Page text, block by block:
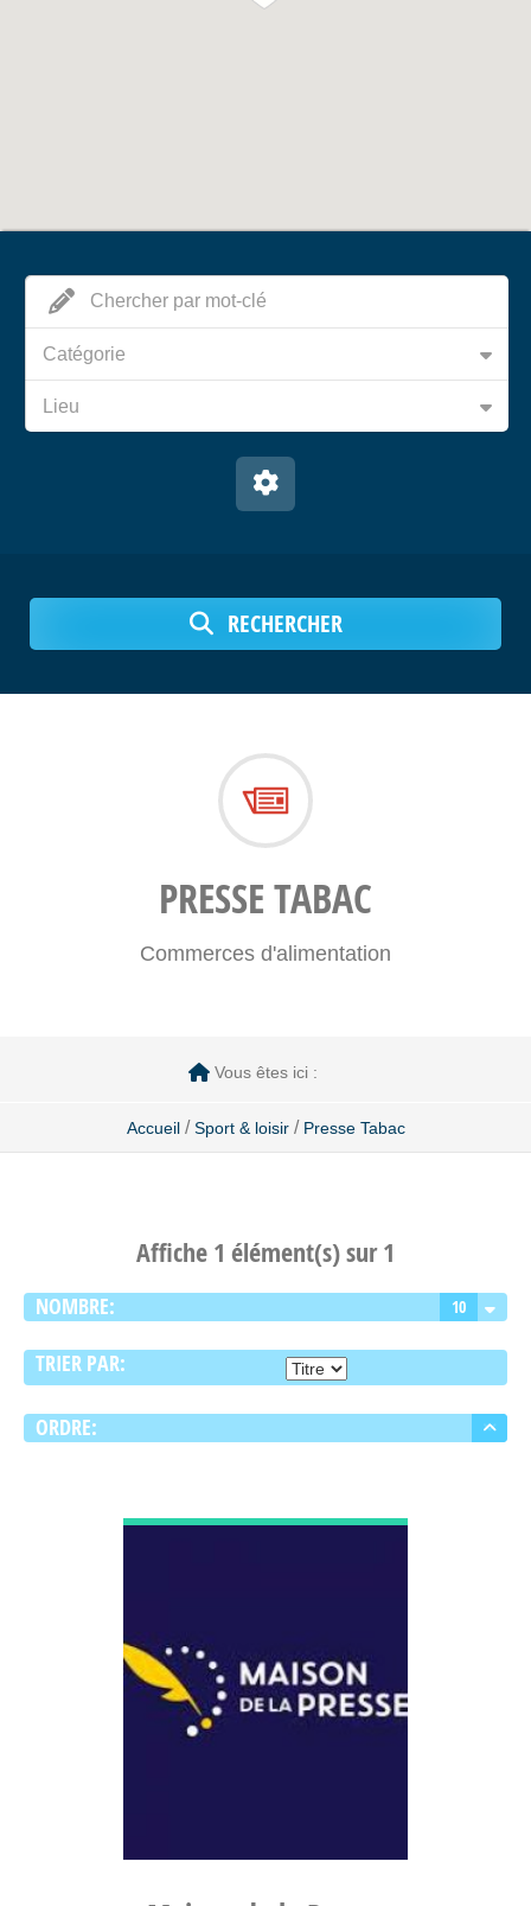
Catégorie
Lieu
RECHERCHER
PRESSE TABAC
Commerces d'alimentation
Vous êtes ici :
Accueil / Sport & loisir / Presse Tabac
Affiche 1 élément(s) sur 1
NOMBRE: 10
TRIER PAR:
ORDRE: